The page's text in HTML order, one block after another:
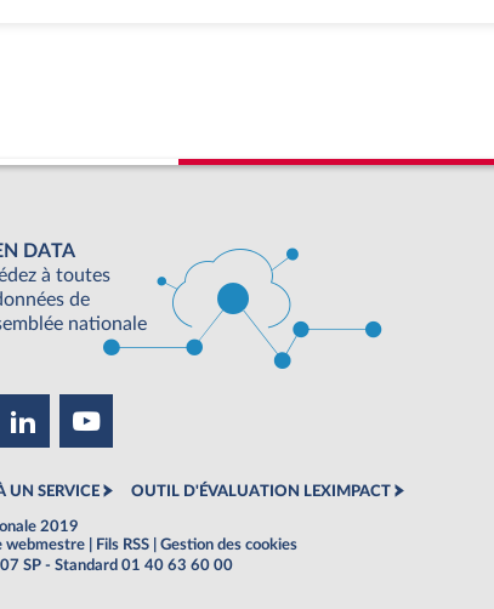
DATA
à toutes
de
nationale
UN SERVICE OUTIL D'ÉVALUATION LEXIMPACT
2019
webmestre Fils RSS
Gestion des cookies
SP - Standard 01 40 63 60 00